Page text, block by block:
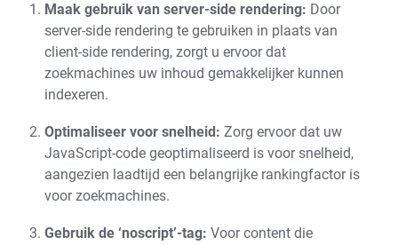
Maak gebruik van server-side rendering: Door
server-side rendering te gebruiken in plaats van
client-side rendering, zorgt u ervoor dat
zoekmachines uw inhoud gemakkelijker kunnen
indexeren.
Optimaliseer voor snelheid: Zorg ervoor dat uw
JavaScript-code geoptimaliseerd is voor snelheid,
aangezien laadtijd een belangrijke rankingfactor is
voor zoekmachines.
Gebruik de ‘noscript’-tag: Voor content die